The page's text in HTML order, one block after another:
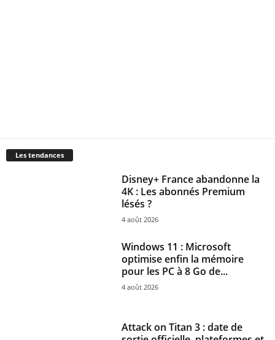
Les tendances
Disney+ France abandonne la
4K : Les abonnés Premium
lésés ?
4 août 2026
Windows 11 : Microsoft
optimise enfin la mémoire
pour les PC à 8 Go de...
4 août 2026
Attack on Titan 3 : date de